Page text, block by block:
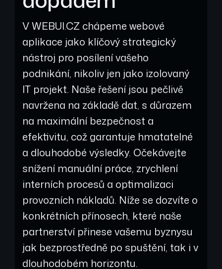
V WEBUI.CZ chápeme webové
aplikace jako klíčový strategický
nástroj pro posílení vašeho
podnikání, nikoliv jen jako izolovaný
IT projekt. Naše řešení jsou pečlivě
navržena na základě dat, s důrazem
na maximální bezpečnost a
efektivitu, což garantuje hmatatelné
a dlouhodobé výsledky. Očekávejte
snížení manuální práce, zrychlení
interních procesů a optimalizaci
provozních nákladů. Níže se dozvíte o
konkrétních přínosech, které naše
partnerství přinese vašemu byznysu
jak bezprostředně po spuštění, tak i v
dlouhodobém horizontu.